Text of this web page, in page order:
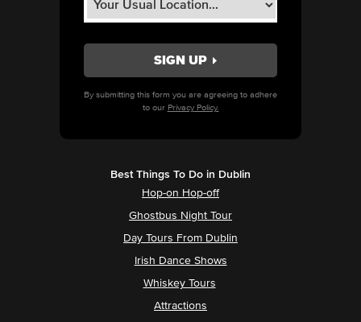
By submitting this form you are agreeing to adhere
to our Privacy Policy.
Best Things To Do in Dublin
Hop-on Hop-off
Ghostbus Night Tour
Day Tours From Dublin
Irish Dance Shows
Whiskey Tours
Attractions